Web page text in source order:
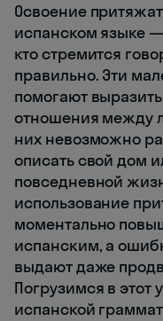
Освоение
испанском языке
кто стремится
правильно. Эти
помогают
отношения между
них невозможно
описать свой дом
повседневной
использование
моментально
испанским, а
выдают даже
Погрузимся в этот
испанской